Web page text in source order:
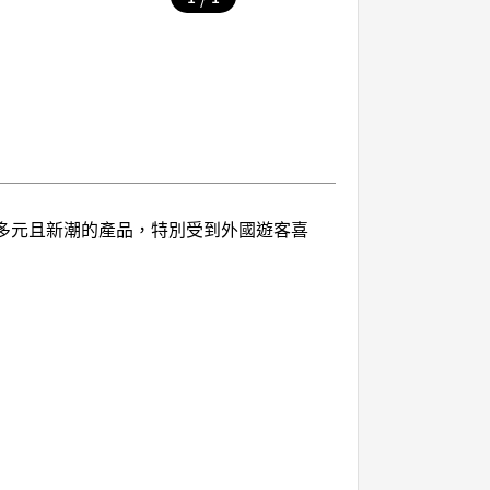
且新潮的產品，特別受到外國遊客喜